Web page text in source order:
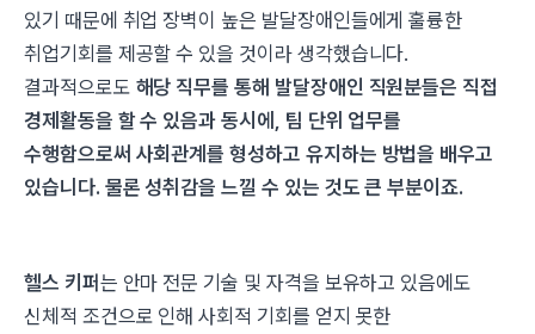
있기 때문에 취업 장벽이 높은 발달장애인들에게 훌륭한
취업기회를 제공할 수 있을 것이라 생각했습니다.
결과적으로도 해당 직무를 통해 발달장애인 직원분들은 직접
경제활동을 할 수 있음과 동시에, 팀 단위 업무를
수행함으로써 사회관계를 형성하고 유지하는 방법을 배우고
있습니다. 물론 성취감을 느낄 수 있는 것도 큰 부분이죠.
헬스 키퍼는 안마 전문 기술 및 자격을 보유하고 있음에도
신체적 조건으로 인해 사회적 기회를 얻지 못한